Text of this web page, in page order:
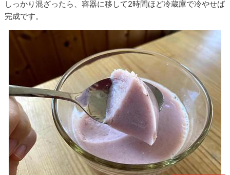
しっかり混ざったら、容器に移して2時間ほど冷蔵庫で冷やせば
完成です。